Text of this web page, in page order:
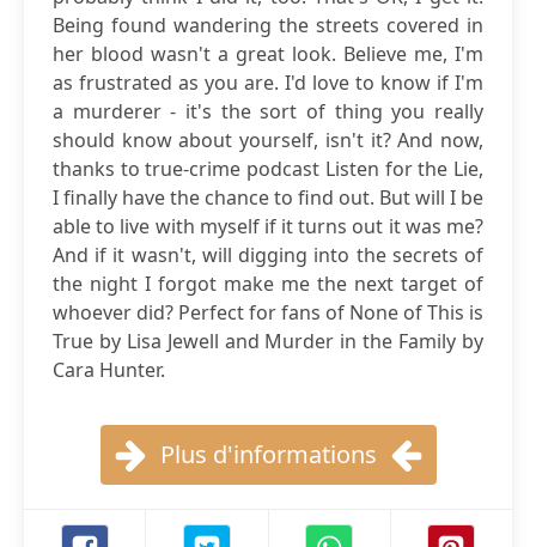
Being found wandering the streets covered in
her blood wasn't a great look. Believe me, I'm
as frustrated as you are. I'd love to know if I'm
a murderer - it's the sort of thing you really
should know about yourself, isn't it? And now,
thanks to true-crime podcast Listen for the Lie,
I finally have the chance to find out. But will I be
able to live with myself if it turns out it was me?
And if it wasn't, will digging into the secrets of
the night I forgot make me the next target of
whoever did? Perfect for fans of None of This is
True by Lisa Jewell and Murder in the Family by
Cara Hunter.
Plus d'informations